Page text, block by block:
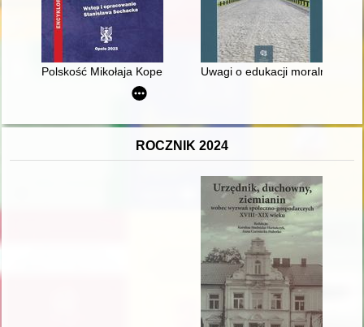
Polskość Mikołaja Kopernika z rodu ŚlązakaUwagi o edukacji moralnej
ROCZNIK 2024